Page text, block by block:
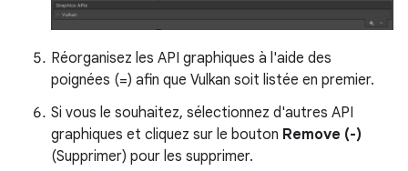
Réorganisez les API graphiques à l'aide des
poignées (=) afin que Vulkan soit listée en premier.
Si vous le souhaitez, sélectionnez d'autres API
graphiques et cliquez sur le bouton Remove (-)
(Supprimer) pour les supprimer.